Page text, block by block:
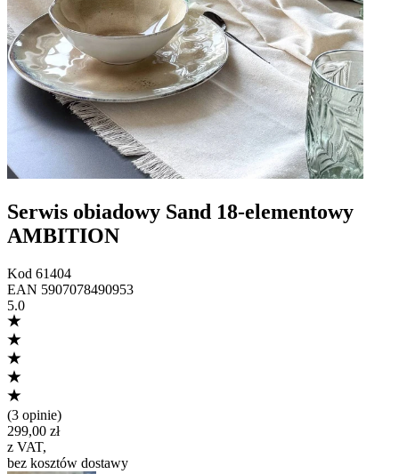
Serwis obiadowy Sand 18-elementowy
AMBITION
Kod 61404
EAN 5907078490953
5.0
(3 opinie)
299,00 zł
z VAT,
bez kosztów dostawy